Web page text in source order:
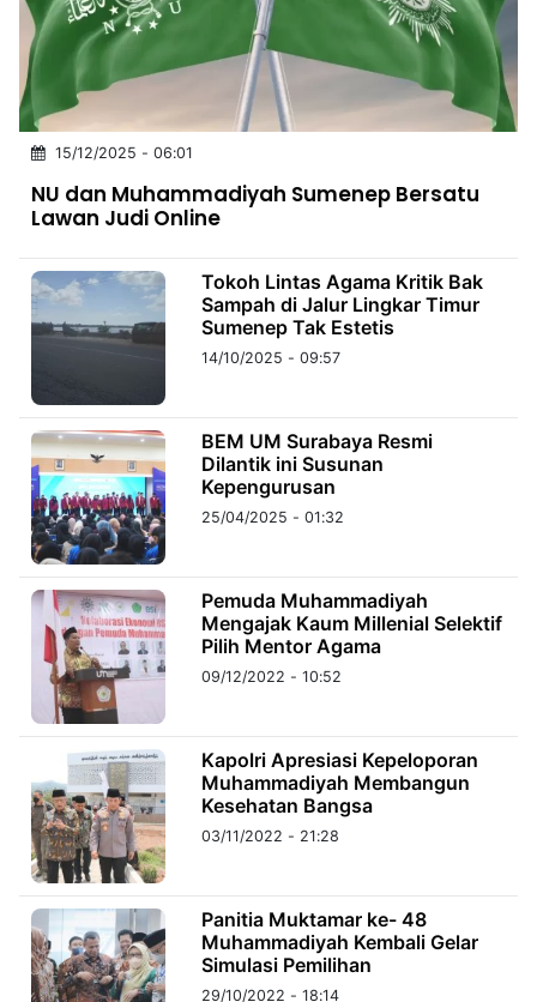
INDONESIA
Partner
NTB
Time
IDN
Jogja
Rakyat
News
Notice
Baru
Follow
Kabarbaru
Kabarbaru.co
2026
Kabarbaru
Media
15/12/2025 - 06:01
NU dan Muhammadiyah Sumenep Bersatu
Lawan Judi Online
Tokoh Lintas Agama Kritik Bak
Sampah di Jalur Lingkar Timur
Sumenep Tak Estetis
14/10/2025 - 09:57
BEM UM Surabaya Resmi
Dilantik ini Susunan
Kepengurusan
25/04/2025 - 01:32
Pemuda Muhammadiyah
Mengajak Kaum Millenial Selektif
Pilih Mentor Agama
09/12/2022 - 10:52
Kapolri Apresiasi Kepeloporan
Muhammadiyah Membangun
Kesehatan Bangsa
03/11/2022 - 21:28
Panitia Muktamar ke- 48
Muhammadiyah Kembali Gelar
Simulasi Pemilihan
29/10/2022 - 18:14